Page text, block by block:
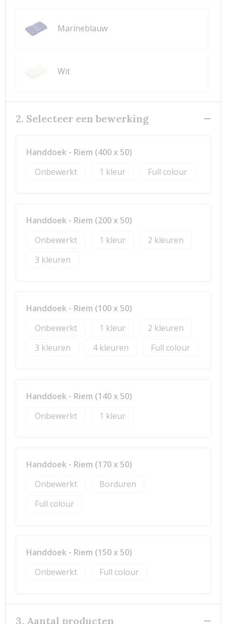
Marineblauw
Wit
2. Selecteer een bewerking
Handdoek - Riem (400 x 50)
Onbewerkt
1 Full colour
Handdoek - Riem (200 x 50)
Onbewerkt
1
2
3
Handdoek - Riem (100 x 50)
Onbewerkt
1
2
3
4 Full colour
Handdoek - Riem (140 x 50)
Onbewerkt
1
Handdoek - Riem (170 x 50)
Onbewerkt
Borduren
Full colour
Handdoek - Riem (150 x 50)
Onbewerkt
Full colour
3. Aantal producten